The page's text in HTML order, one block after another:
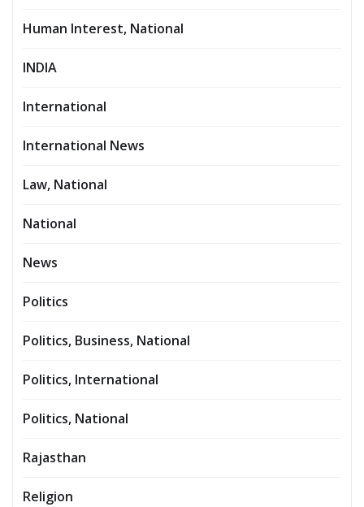
Human Interest, National
INDIA
International
International News
Law, National
National
News
Politics
Politics, Business, National
Politics, International
Politics, National
Rajasthan
Religion